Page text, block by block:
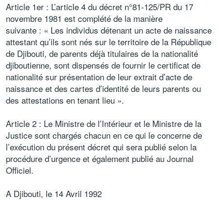
Article 1er : L’article 4 du décret n°81-125/PR du 17
novembre 1981 est complété de la manière
suivante : « Les individus détenant un acte de naissance
attestant qu’ils sont nés sur le territoire de la République
de Djibouti, de parents déjà titulaires de la nationalité
djiboutienne, sont dispensés de fournir le certificat de
nationalité sur présentation de leur extrait d’acte de
naissance et des cartes d’identité de leurs parents ou
des attestations en tenant lieu ».
Article 2 : Le Ministre de l’Intérieur et le Ministre de la
Justice sont chargés chacun en ce qui le concerne de
l’exécution du présent décret qui sera publié selon la
procédure d’urgence et également publié au Journal
Officiel.
A Djibouti, le 14 Avril 1992